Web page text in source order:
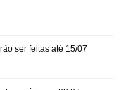
ser feitas até 15/07